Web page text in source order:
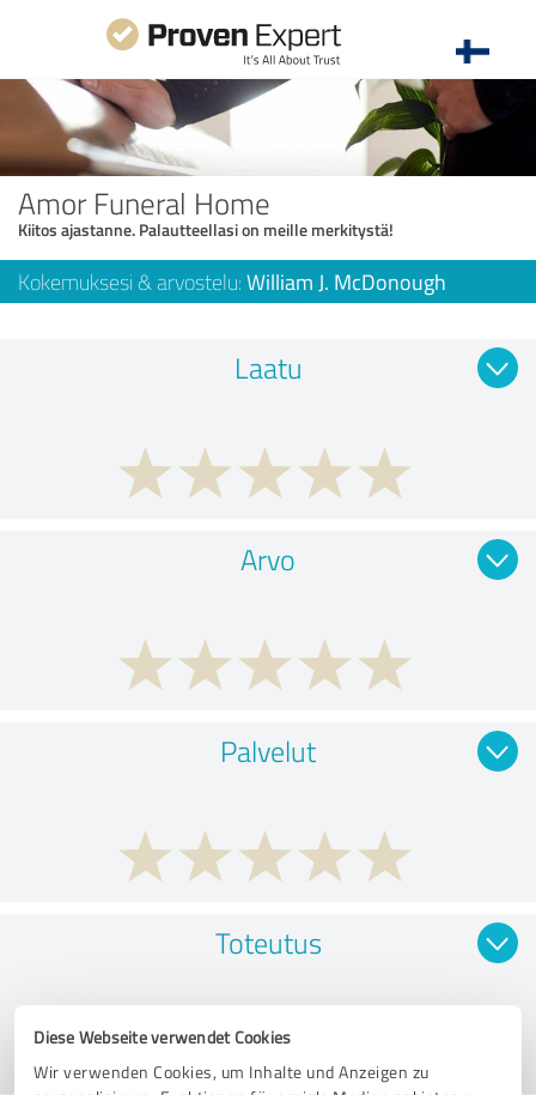
Diese Webseite verwendet Cookies
Wir verwenden Cookies, um Inhalte und Anzeigen zu
Amor Funeral Home
Kiitos ajastanne. Palautteellasi on meille merkitystä!
Kokemuksesi & arvostelu: William J. McDonough
Laatu
Arvo
Palvelut
Toteutus